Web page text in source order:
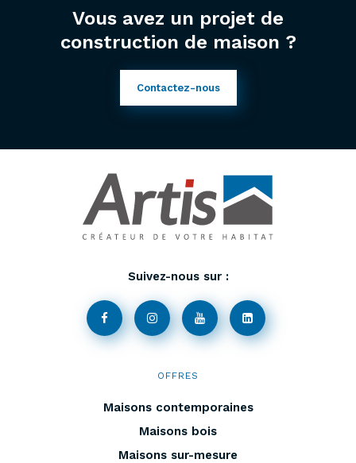
Vous avez un projet de
construction de maison ?
Contactez-nous
Suivez-nous sur :
OFFRES
Maisons contemporaines
Maisons bois
Maisons sur-mesure